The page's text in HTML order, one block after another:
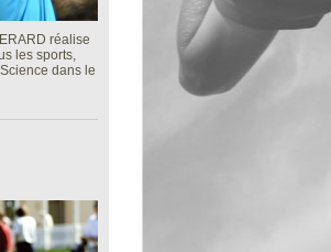
réalise
les sports,
dans le